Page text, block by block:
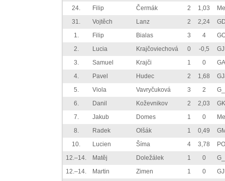
24.
Filip Čermák 2 1,03
31.
Vojtěch Lanz 2 2,24
1.
Filip Bialas 3 4
2.
Lucia Krajčoviechová 0 -0,5
3.
Samuel Krajči 1 0
4.
Pavel Hudec 2 1,68
5.
Viola Vavryčuková 3 2
6.
Danil Koževnikov 2 2,03
7.
Jakub Domes 1 0
8.
Radek Olšák 1 0,49
10.
Lucien Šíma 4 3,78
12.–14.
Matěj Doležálek 1 0
12.–14.
Martin Zimen 1 0